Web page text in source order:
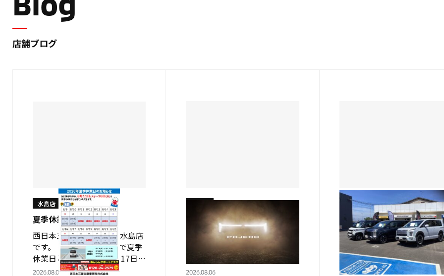
店舗ブログ
夏季休業日のおしらせ
水島店
西日本三菱自動車販売 水島店
です。 ８月11～16日まで夏季
休業日となります。 ８月17日か
ら通常営業となりますのでよろ
2026.08.06
パジェロが帰ってくる！
西日本三菱自動車販売 水島
店 内田です。 なんと、７年ぶ
りにパジェロが帰ってきます！
三菱に入ろうと思ったきっかけ
2026.08.06
雰囲気変えてみました！
水島店
西日本三菱自動車販売 水島
店 内田です。 水島店の店
に中古車を並べてみました！
（写真は７月に撮影していま
2026.08.03